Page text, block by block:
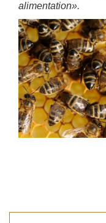
alimentation».